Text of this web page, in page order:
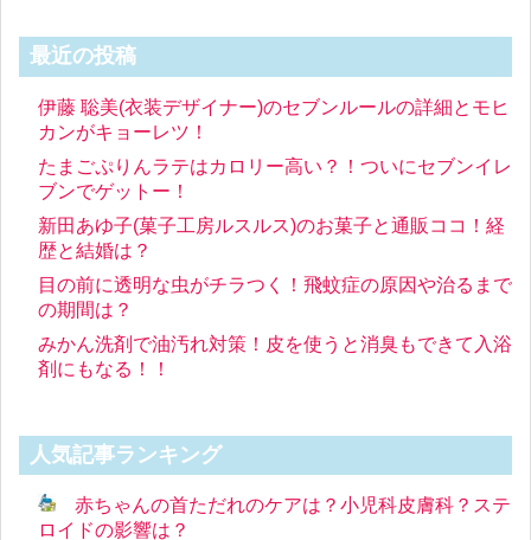
最近の投稿
伊藤 聡美(衣装デザイナー)のセブンルールの詳細とモヒ
カンがキョーレツ！
たまごぷりんラテはカロリー高い？！ついにセブンイレ
ブンでゲットー！
新田あゆ子(菓子工房ルスルス)のお菓子と通販ココ！経
歴と結婚は？
目の前に透明な虫がチラつく！飛蚊症の原因や治るまで
の期間は？
みかん洗剤で油汚れ対策！皮を使うと消臭もできて入浴
剤にもなる！！
人気記事ランキング
赤ちゃんの首ただれのケアは？小児科皮膚科？ステ
ロイドの影響は？